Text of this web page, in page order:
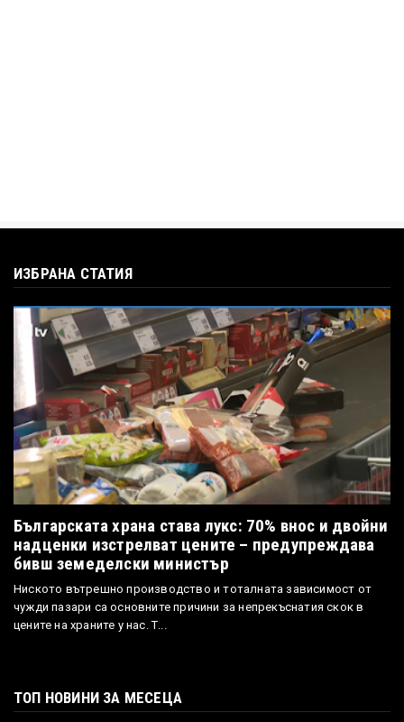
ИЗБРАНА СТАТИЯ
Българската храна става лукс: 70% внос и двойни
надценки изстрелват цените – предупреждава
бивш земеделски министър
Ниското вътрешно производство и тоталната зависимост от
чужди пазари са основните причини за непрекъснатия скок в
цените на храните у нас. Т...
ТОП НОВИНИ ЗА МЕСЕЦА